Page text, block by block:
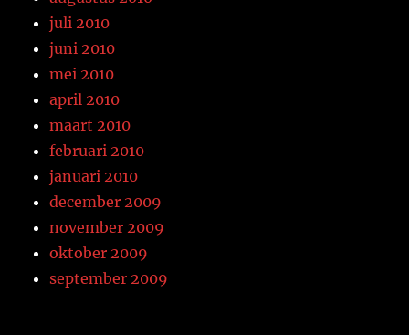
juli 2010
juni 2010
mei 2010
april 2010
maart 2010
februari 2010
januari 2010
december 2009
november 2009
oktober 2009
september 2009